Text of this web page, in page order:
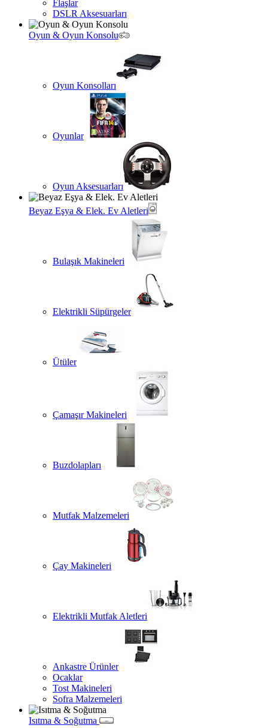
Flaşlar
DSLR Aksesuarları
Oyun & Oyun Konsolu
Oyun Konsolları
Oyunlar
Oyun Aksesuarları
Beyaz Eşya & Elek. Ev Aletleri
Bulaşık Makineleri
Elektrikli Süpürgeler
Ütüler
Çamaşır Makineleri
Buzdolapları
Mutfak Malzemeleri
Çay Makineleri
Elektrikli Mutfak Aletleri
Ankastre Ürünler
Ocaklar
Tost Makineleri
Sofra Malzemeleri
Isıtma & Soğutma